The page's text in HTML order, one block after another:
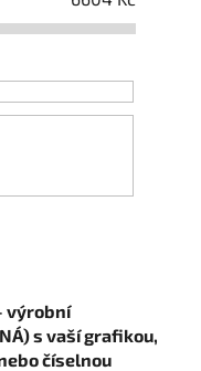
výrobní
s vaší grafikou,
číselnou